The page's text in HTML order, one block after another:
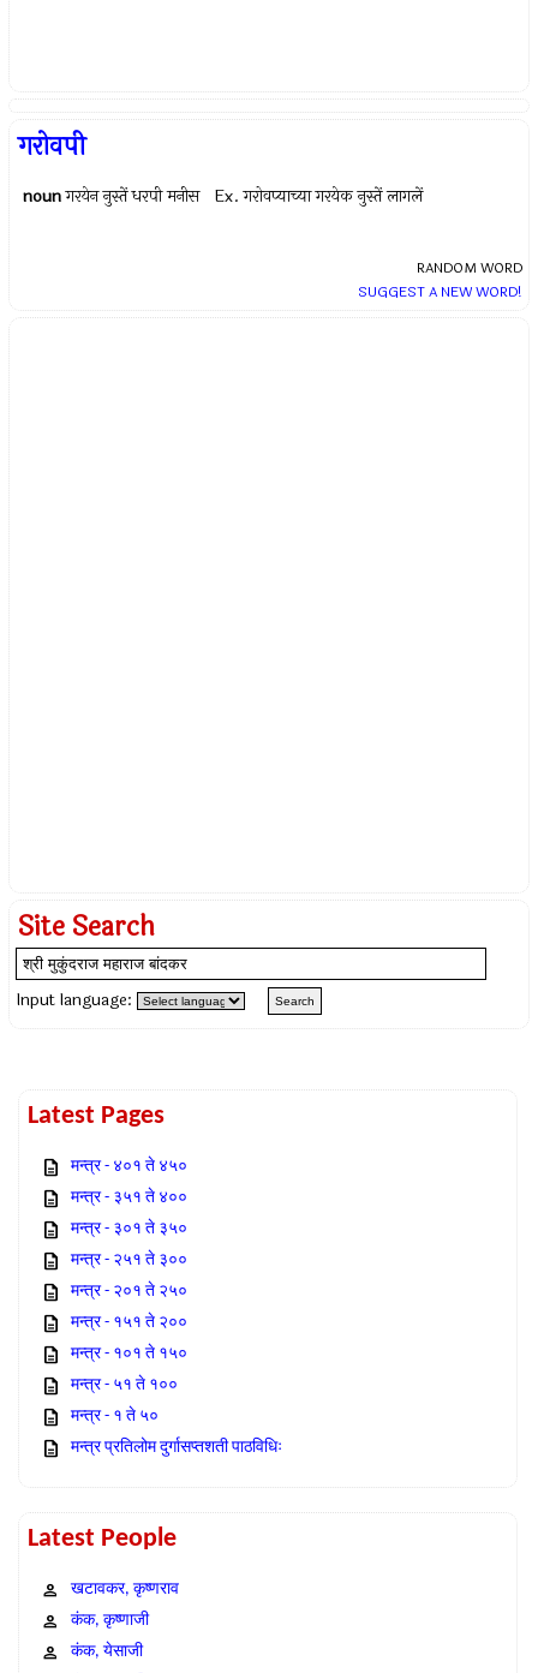
गरोवपी
noun गरयेन नुस्तें धरपी मनीस Ex.गरोवप्याच्या गरयेक नुस्तें लागलें
RANDOM WORD
SUGGEST A NEW WORD!
Site Search
Input language:
Latest Pages
मन्त्र - ४०१ ते ४५०
मन्त्र - ३५१ ते ४००
मन्त्र - ३०१ ते ३५०
मन्त्र - २५१ ते ३००
मन्त्र - २०१ ते २५०
मन्त्र - १५१ ते २००
मन्त्र - १०१ ते १५०
मन्त्र - ५१ ते १००
मन्त्र - १ ते ५०
मन्त्र प्रतिलोम दुर्गासप्तशती पाठविधिः
Latest People
खटावकर, कृष्णराव
कंक, कृष्णाजी
कंक, येसाजी